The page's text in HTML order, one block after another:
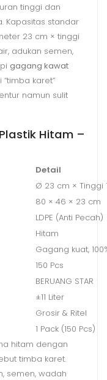
tinggi dan
Kapasitas standar
23 cm × tinggi
adukan semen,
gagang kawat
karet”
namun sulit
Hitam –
Detail
Ø 23 cm × Tinggi
80 × 46 × 23 cm
LDPE (Anti Pecah)
Hitam
Gagang kuat,
150 Pcs
BERUANG STAR
±11 Liter
Grosir & Ritel
1 Pack (150 Pcs)
hitam dengan
timba karet.
semen, wadah